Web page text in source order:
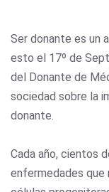
Ser donante es un
esto el 17º de
del Donante de
sociedad sobre la
donante.
Cada año, cientos
enfermedades que